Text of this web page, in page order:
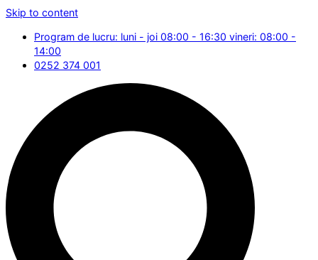
Skip to content
Program de lucru: luni - joi 08:00 - 16:30 vineri: 08:00 -
14:00
0252 374 001